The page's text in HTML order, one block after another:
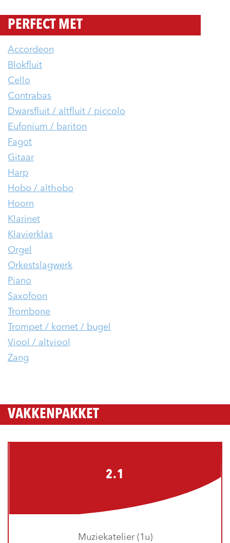
PERFECT MET
Accordeon
Blokfluit
Cello
Contrabas
Dwarsfluit / altfluit / piccolo
Eufonium / bariton
Fagot
Gitaar
Harp
Hobo / althobo
Hoorn
Klarinet
Klavierklas
Orgel
Orkestslagwerk
Piano
Saxofoon
Trombone
Trompet / kornet / bugel
Viool / altviool
Zang
VAKKENPAKKET
2.1
Muziekatelier (1u)